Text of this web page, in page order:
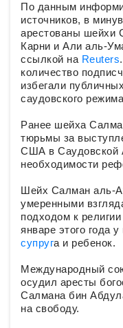
По данным
источников, в
арестованы шейхи
Карни и Али аль-
ссылкой на Reuters
количество
избегали
саудовского
Ранее шейха
тюрьмы за
США в Саудовской
необходимости
Шейх Салман аль-
умеренными
подходом к
январе этого года
супруга и ребенок.
Международный
осудил аресты
Салмана бин
на свободу.